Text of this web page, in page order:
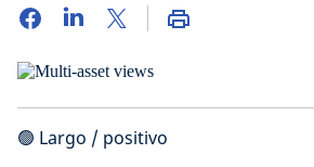
🟢 Largo / positivo